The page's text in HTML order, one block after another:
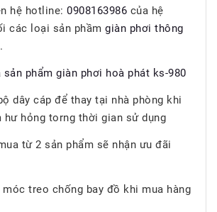
hệ hotline: 0908163986 của hệ
các loại sản phầm giàn phơi thông
phẩm giàn phơi hoà phát ks-980
dây cáp để thay tại nhà phòng khi
hư hỏng torng thời gian sử dụng
từ 2 sản phẩm sẽ nhận ưu đãi
móc treo chống bay đồ khi mua hàng